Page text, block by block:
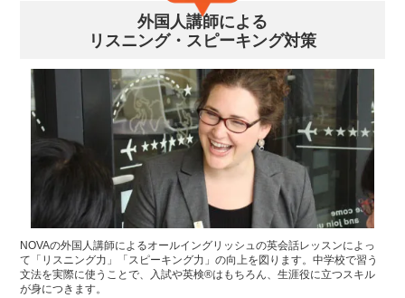
外国人講師による
リスニング・スピーキング対策
NOVAの外国人講師によるオールイングリッシュの英会話レッスンによっ
て「リスニング力」「スピーキング力」の向上を図ります。中学校で習う
文法を実際に使うことで、入試や英検®はもちろん、生涯役に立つスキル
が身につきます。